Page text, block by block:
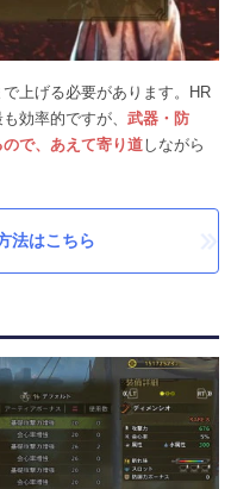
上げる必要があります。HR
効率的ですが、 武器・防
で、あえて寄り道しながら
法はこちら